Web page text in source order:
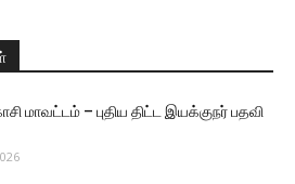
மாவட்டம் – புதிய திட்ட இயக்குநர் பதவி